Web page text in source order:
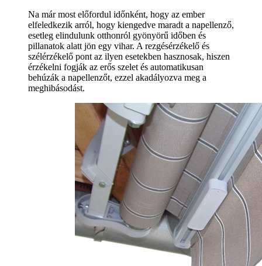
Na már most előfordul időnként, hogy az ember
elfeledkezik arról, hogy kiengedve maradt a napellenző,
esetleg elindulunk otthonról gyönyörű időben és
pillanatok alatt jön egy vihar. A rezgésérzékelő és
szélérzékelő pont az ilyen esetekben hasznosak, hiszen
érzékelni fogják az erős szelet és automatikusan
behúzák a napellenzőt, ezzel akadályozva meg a
meghibásodást.